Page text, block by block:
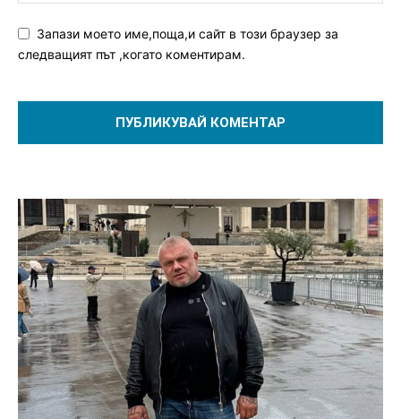
Запази моето име,поща,и сайт в този браузер за
следващият път ,когато коментирам.